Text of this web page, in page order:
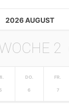
2026 AUGUST
2
5
DO.
6
FR.
7